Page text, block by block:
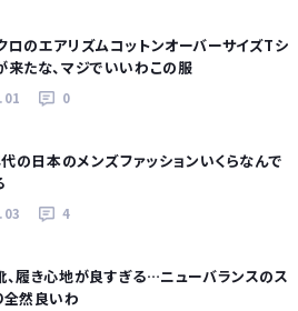
ロのエアリズムコットンオーバーサイズTシ
来たな、マジでいいわこの服
0
代の日本のメンズファッションいくらなんで
4
、履き心地が良すぎる…ニューバランスのス
全然良いわ